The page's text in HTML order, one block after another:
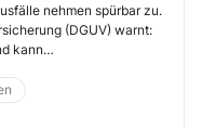
nehmen spürbar zu.
(DGUV) warnt:
kann